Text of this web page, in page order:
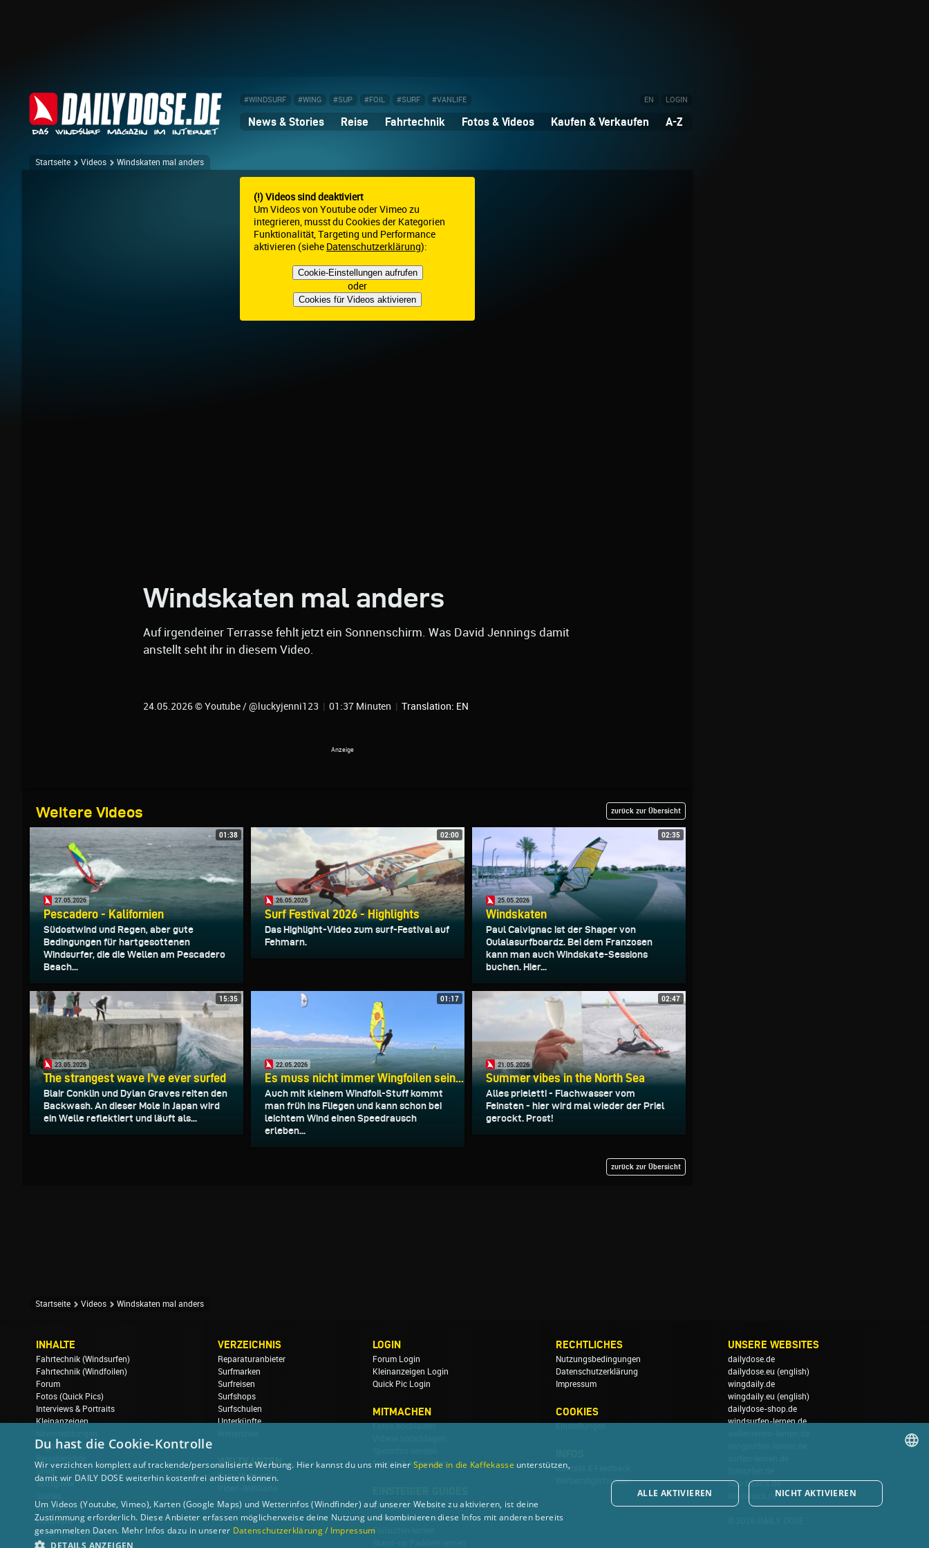
#WINDSURF #WING #SUP #FOIL #SURF #VANLIFE EN LOGIN
News & Stories Reise Fahrtechnik Fotos & Videos Kaufen & Verkaufen A-Z
Startseite Videos Windskaten mal anders
(!) Videos sind deaktiviert
Um Videos von Youtube oder Vimeo zu
integrieren, musst du Cookies der Kategorien
Funktionalität, Targeting und Performance
aktivieren (siehe Datenschutzerklärung):
Cookie-Einstellungen aufrufen
oder
Cookies für Videos aktivieren
Windskaten mal anders
Auf irgendeiner Terrasse fehlt jetzt ein Sonnenschirm. Was David Jennings damit
anstellt seht ihr in diesem Video.
24.05.2026 © Youtube / @luckyjenni123 | 01:37 Minuten | Translation: EN
Weitere Videos zurück zur Übersicht
01:38
27.05.2026
Pescadero - Kalifornien
Südostwind und Regen, aber gute
Bedingungen für hartgesottenen
Windsurfer, die die Wellen am Pescadero
Beach...
02:00
26.05.2026
Surf Festival 2026 - Highlights
Das Highlight-Video zum surf-Festival auf
Fehmarn.
02:35
25.05.2026
Windskaten
Paul Calvignac ist der Shaper von
Oulalasurfboardz. Bei dem Franzosen
kann man auch Windskate-Sessions
buchen. Hier...
15:35
23.05.2026
The strangest wave I've ever surfed
Blair Conklin und Dylan Graves reiten den
Backwash. An dieser Mole in Japan wird
ein Welle reflektiert und läuft als...
01:17
22.05.2026
Es muss nicht immer Wingfoilen sein...
Auch mit kleinem Windfoil-Stuff kommt
man früh ins Fliegen und kann schon bei
leichtem Wind einen Speedrausch
erleben...
02:47
21.05.2026
Summer vibes in the North Sea
Alles prieletti - Flachwasser vom
Feinsten - hier wird mal wieder der Priel
gerockt. Prost!
zurück zur Übersicht
Startseite Videos Windskaten mal anders
INHALTE
Fahrtechnik (Windsurfen)
Fahrtechnik (Windfoilen)
Forum
Fotos (Quick Pics)
Interviews & Portraits
Kleinanzeigen
Regatten & Events
Spotguide
Videos
Wallpaper
Wind- & Wetterlinks
VERZEICHNIS
Reparaturanbieter
Surfmarken
Surfreisen
Surfshops
Surfschulen
Unterkünfte
WELTKARTEN
Foto-Weltkarte
LOGIN
Forum Login
Kleinanzeigen Login
Quick Pic Login
MITMACHEN
Fragen & Antworten
Windsurfen lernen
Wellenreiten lernen
Foilsurfen lernen
RECHTLICHES
Nutzungsbedingungen
Datenschutzerklärung
Impressum
COOKIES
Kontakt & Feedback
Werbemöglichkeiten
UNSERE WEBSITES
dailydose.de
dailydose.eu (english)
wingdaily.de
wingdaily.eu (english)
dailydose-shop.de
windsurfen-lernen.de
sup-basics.de
ski-basics.de
ENGLISH
Du hast die Cookie-Kontrolle
Wir verzichten komplett auf trackende/personalisierte Werbung. Hier kannst du uns mit einer Spende in die Kaffekasse unterstützen,
damit wir DAILY DOSE weiterhin kostenfrei anbieten können.
Um Videos (Youtube, Vimeo), Karten (Google Maps) und Wetterinfos (Windfinder) auf unserer Website zu aktivieren, ist deine
Zustimmung erforderlich. Diese Anbieter erfassen möglicherweise deine Nutzung und kombinieren diese Infos mit anderen bereits
gesammelten Daten. Mehr Infos dazu in unserer Datenschutzerklärung / Impressum
DETAILS ANZEIGEN
ALLE AKTIVIEREN NICHT AKTIVIEREN